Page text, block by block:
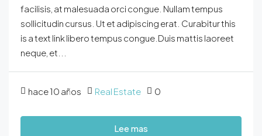
facilisis, at malesuada orci congue. Nullam tempus
sollicitudin cursus. Ut et adipiscing erat. Curabitur this
is a text link libero tempus congue.Duis mattis laoreet
neque, et...
hace 10 años Real Estate 0
Lee mas